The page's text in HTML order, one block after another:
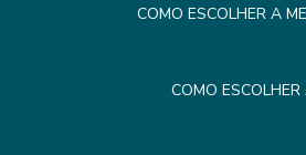
COMO ESCOLHER A
COMO